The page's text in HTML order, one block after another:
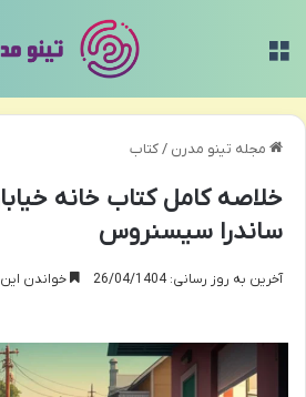
مجله تینو مدرن /کتاب
خلاصه کامل کتاب خانه
ساندرا سیسنروس
آخرین به روز رسانی: 26/04/1404 خواندن این مطلب 13